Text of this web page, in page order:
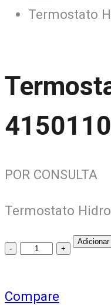
Termostato
POR CONSULTA
Termostato
Termostato
41501104160
Adicionar
Compare